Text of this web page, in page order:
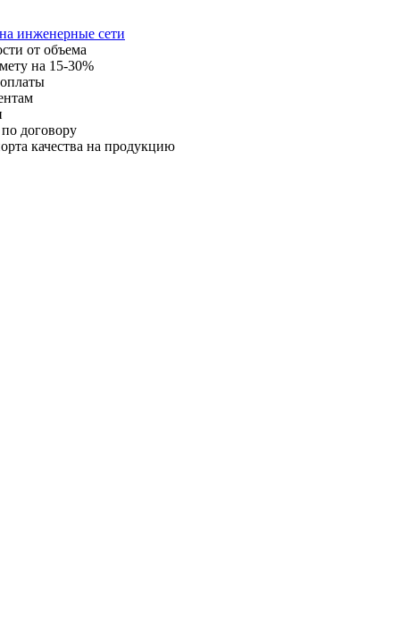
инженерные сети
от объема
на 15-30%
договору
качества на продукцию